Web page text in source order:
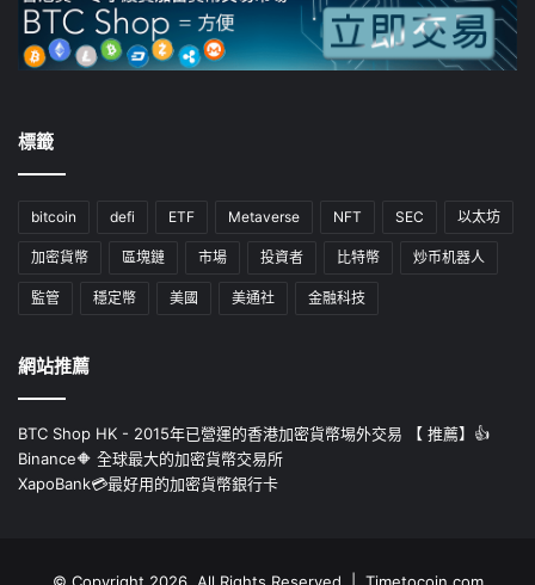
標籤
bitcoin defi ETF Metaverse NFT SEC 以太坊
加密貨幣 區塊鏈 市場 投資者 比特幣 炒币机器人
監管 穩定幣 美國 美通社 金融科技
網站推薦
BTC Shop HK - 2015年已營運的香港加密貨幣埸外交易 【 推薦】👍
Binance🔶 全球最大的加密貨幣交易所
XapoBank💳最好用的加密貨幣銀行卡
© Copyright 2026, All Rights Reserved | Timetocoin.com